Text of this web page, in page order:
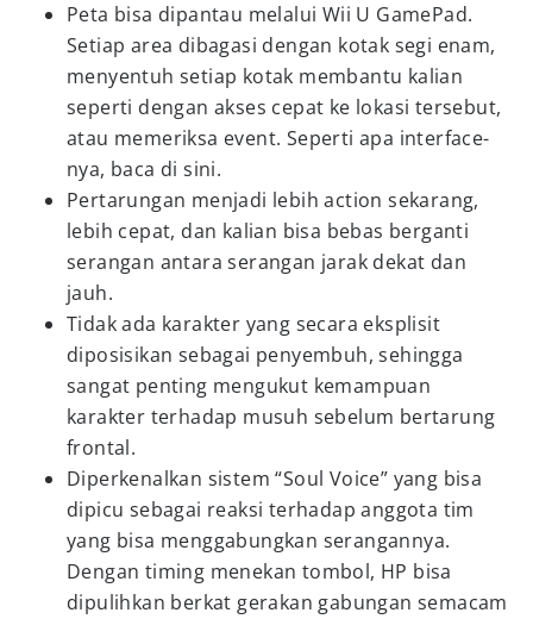
Peta bisa dipantau melalui Wii U GamePad.
Setiap area dibagasi dengan kotak segi enam,
menyentuh setiap kotak membantu kalian
seperti dengan akses cepat ke lokasi tersebut,
atau memeriksa event. Seperti apa interface-
nya, baca di sini.
Pertarungan menjadi lebih action sekarang,
lebih cepat, dan kalian bisa bebas berganti
serangan antara serangan jarak dekat dan
jauh.
Tidak ada karakter yang secara eksplisit
diposisikan sebagai penyembuh, sehingga
sangat penting mengukut kemampuan
karakter terhadap musuh sebelum bertarung
frontal.
Diperkenalkan sistem “Soul Voice” yang bisa
dipicu sebagai reaksi terhadap anggota tim
yang bisa menggabungkan serangannya.
Dengan timing menekan tombol, HP bisa
dipulihkan berkat gerakan gabungan semacam